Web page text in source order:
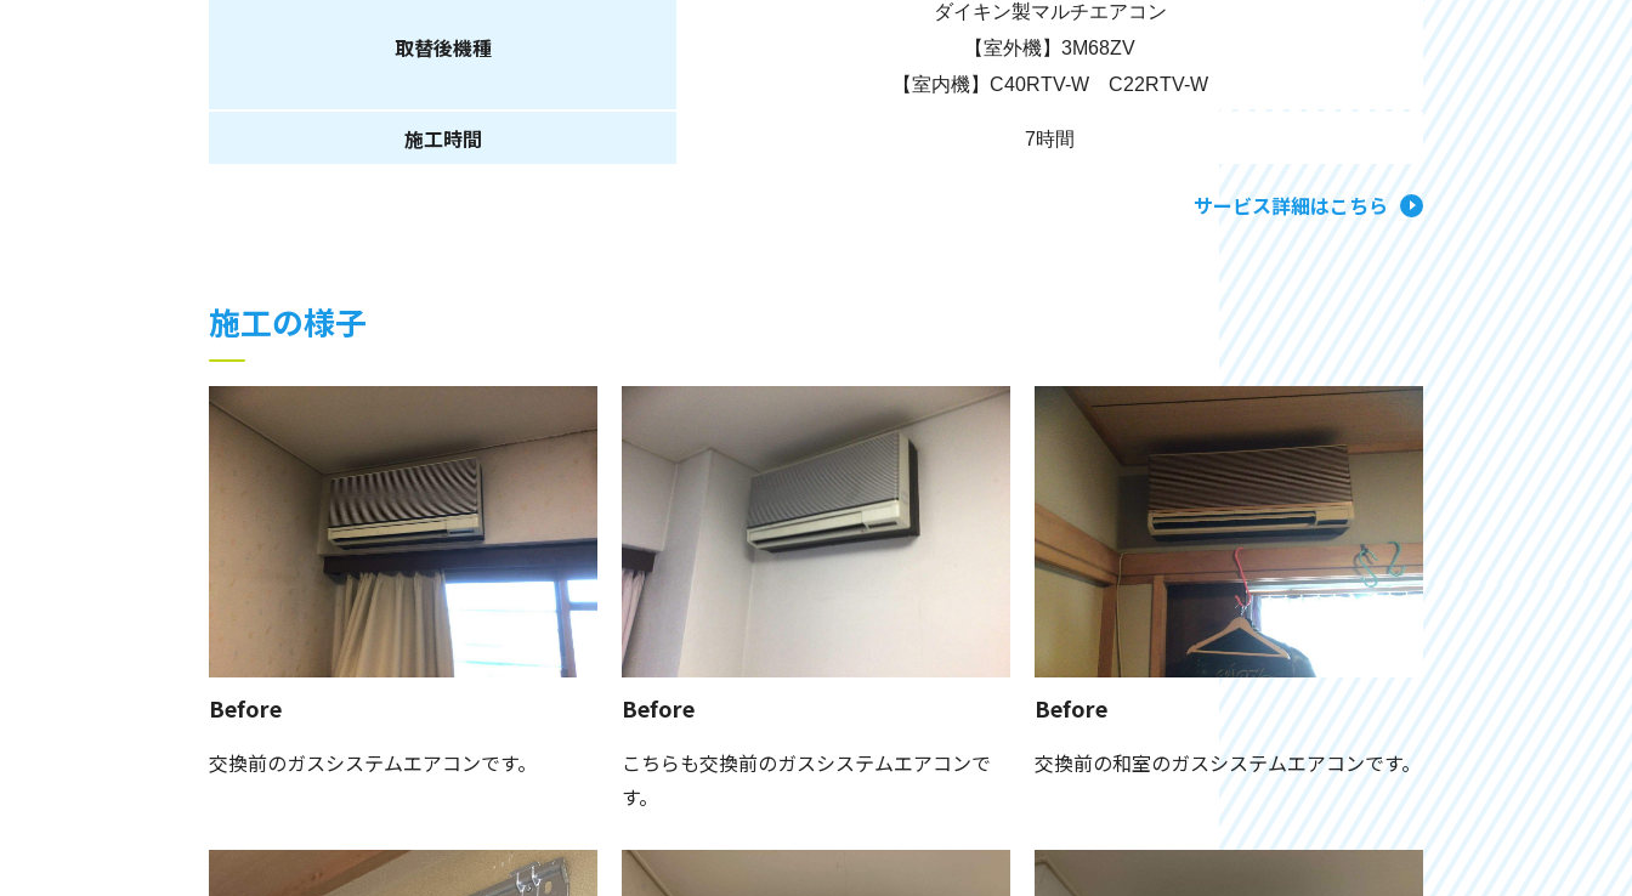
取替後機種
ダイキン製マルチエアコン
【室外機】3M68ZV
【室内機】C40RTV-W C22RTV-W
施工時間 7時間
サービス詳細はこちら
施工の様子
Before
交換前のガスシステムエアコンです。
Before
こちらも交換前のガスシステムエアコンで
す。
Before
交換前の和室のガスシステムエアコンです。